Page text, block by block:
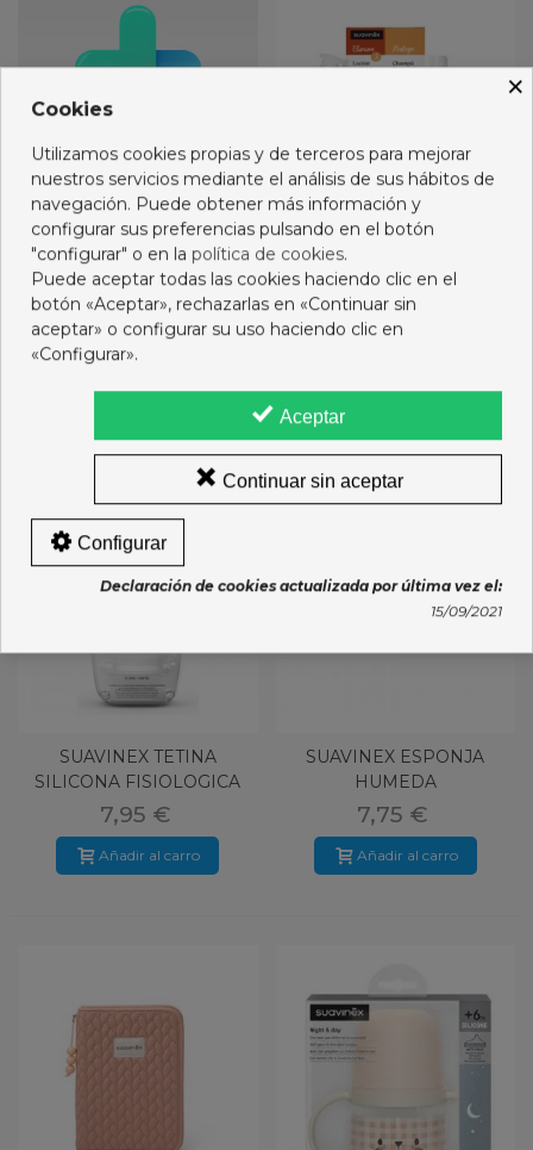
SUAVINEX BIBERON
TETINA SILICONA
FISIOLOGICA FLU
11,55 €
SUAVINEX SET
ANTIPIOJOS LOCION
125ML+CHAMPU 250M
24,95 €
SUAVINEX TETINA
SILICONA FISIOLOGICA
FLUJO S 2 U
7,95 €
Añadir al carro
SUAVINEX ESPONJA
HUMEDA
7,75 €
Añadir al carro
×
Cookies
Utilizamos cookies propias y de terceros para mejorar
nuestros servicios mediante el análisis de sus hábitos de
navegación. Puede obtener más información y
configurar sus preferencias pulsando en el botón
"configurar" o en la política de cookies.
Puede aceptar todas las cookies haciendo clic en el
botón «Aceptar», rechazarlas en «Continuar sin
aceptar» o configurar su uso haciendo clic en
«Configurar».
Aceptar
Continuar sin aceptar
Configurar
Declaración de cookies actualizada por última vez el:
15/09/2021